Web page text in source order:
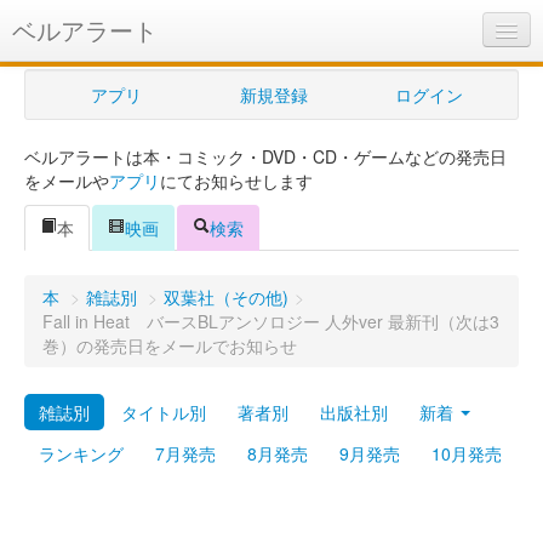
ベルアラート
ベルアラートとは
ヘルプ
新規登録
ログイン
購入管理
プレミアム
アプリ 新規登録 ログイン
ベルアラートは本・コミック・DVD・CD・ゲームなどの発売日
をメールやアプリ にてお知らせします
本
映画 検索
本 > 雑誌別 > 双葉社（その他) >
Fall in Heat バースBLアンソロジー 人外ver 最新刊（次は3
巻）の発売日をメールでお知らせ
雑誌別 タイトル別 著者別 出版社別
新着
ランキング
7月発売 8月発売 9月発売 10月発売